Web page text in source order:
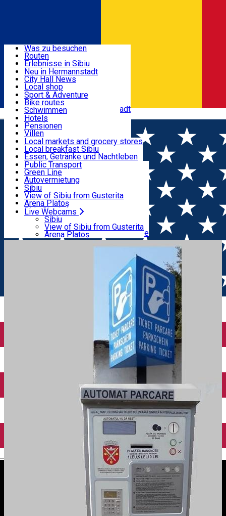
Română
Nützliche informationen
Aktivitäten & Abenteuer
Unterkunft
Essen, Getränke & Nachtleben
Transport & Parken
Live Webcams
Was zu besuchen
Routen
Erlebnisse in Sibiu
Podcast
Kultur
Museen
Kirchen
Parks, Zoo
Im Umkreis von Hermannstadt
Neu in Hermannstadt
City Hall News
Local shop
Sibiu Handwerker
Sibiul Verde
Public services
Bildung
Wie komme ich nach Sibiu?
Touristeninfo
Reiseführer
Guided tours
Local publication
Schönheitssalon
Sport & Adventure
Bike routes
Schwimmen
Reiten
Fitnessstudio
Loc de joacă indoor
Loc de joacă outdoor
Ski
Eislaufen
Yoga
Hotels
Pensionen
Villen
Hostels
Motels
Camping
Zimmer zu vermieten
Wohnungen
Unterkunft außerhalb von Sibiu
Local markets and grocery stores
Local breakfast Sibiu
Essen, Getränke und Nachtleben
Pizza
Fast Food
Kaffeestube
Konditorei
Pub, Bar
Nachtclubs
Bäckerei
Public Transport
Green Line
Autovermietung
Fahrad verleih
Scooter rentals
Taxi
Ride Sharing
Park-Tickets
Parkplätze
Ladestationen für Elektrofahrzeuge
Sibiu
View of Sibiu from Gusterita
Arena Platoș
Live Webcams
Sibiu
View of Sibiu from Gusterita
Arena Platoș
Home Parking ticket spot
Automat parcare nr.28 -